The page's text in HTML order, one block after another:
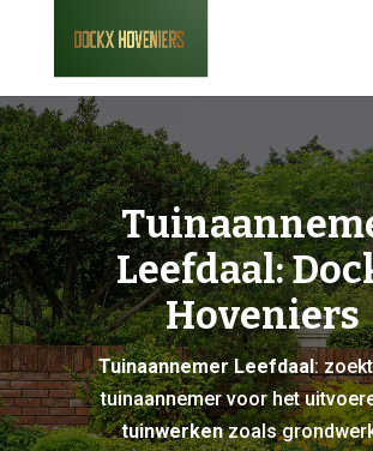
Leefdaal:
Hoveniers
Tuinaannemer Leefdaal:
tuinaannemer voor het
tuinwerkenzoals